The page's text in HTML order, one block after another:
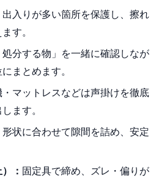
出入りが多い箇所を保護し、擦れ
す。
処分する物」を一緒に確認しなが
まとめます。
マットレスなどは声掛けを徹底
ます。
状に合わせて隙間を詰め、安定
： 固定具で締め、ズレ・偏りが